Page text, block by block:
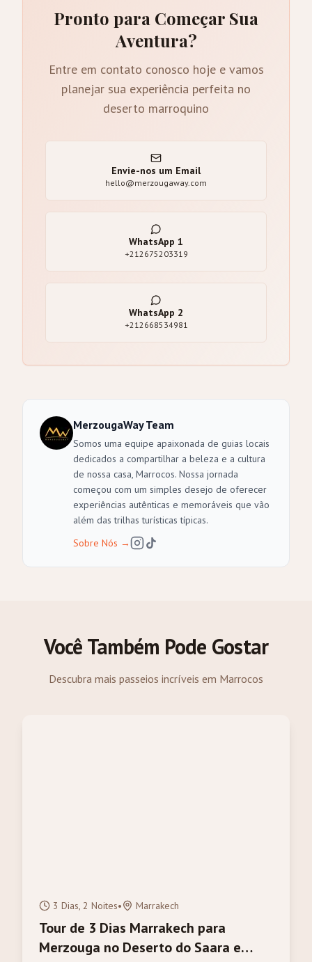
Pronto para Começar Sua
Aventura?
Entre em contato conosco hoje e vamos
planejar sua experiência perfeita no
deserto marroquino
Envie-nos um Email
hello@merzougaway.com
WhatsApp 1
+212675203319
WhatsApp 2
+212668534981
MerzougaWay Team
Somos uma equipe apaixonada de guias locais
dedicados a compartilhar a beleza e a cultura
de nossa casa, Marrocos. Nossa jornada
começou com um simples desejo de oferecer
experiências autênticas e memoráveis que vão
além das trilhas turísticas típicas.
Sobre Nós →
Você Também Pode Gostar
Descubra mais passeios incríveis em Marrocos
3 Dias, 2 Noites• Marrakech
Tour de 3 Dias Marrakech para
Merzouga no Deserto do Saara e